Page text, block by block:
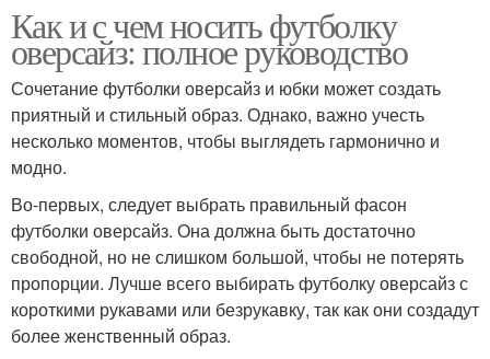
Как и с чем носить футболку
оверсайз: полное руководство
Сочетание футболки оверсайз и юбки может создать
приятный и стильный образ. Однако, важно учесть
несколько моментов, чтобы выглядеть гармонично и
модно.
Во-первых, следует выбрать правильный фасон
футболки оверсайз. Она должна быть достаточно
свободной, но не слишком большой, чтобы не потерять
пропорции. Лучше всего выбирать футболку оверсайз с
короткими рукавами или безрукавку, так как они создадут
более женственный образ.